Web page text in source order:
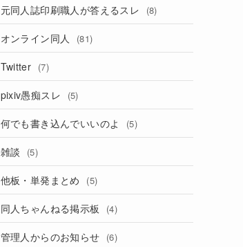
元同人誌印刷職人が答えるスレ (8)
オンライン同人 (81)
Twitter (7)
pixiv愚痴スレ (5)
何でも書き込んでいいのよ (5)
雑談 (5)
他板・単発まとめ (5)
同人ちゃんねる掲示板 (4)
管理人からのお知らせ (6)